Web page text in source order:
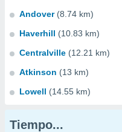
Andover (8.74 km)
Haverhill (10.83 km)
Centralville (12.21 km)
Atkinson (13 km)
Lowell (14.55 km)
Tiempo...